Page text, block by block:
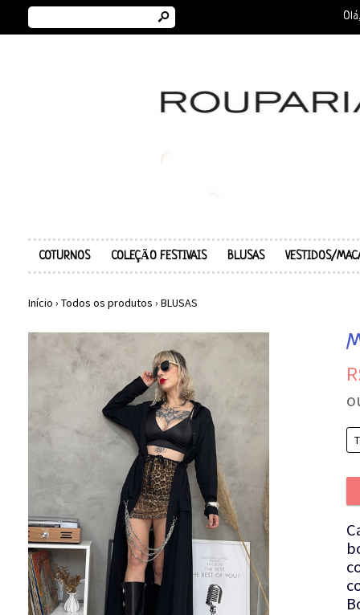
s
COTURNOS COLEÇÃO FESTIVAIS BLUSAS VESTIDOS/
Início › Todos os produtos › BLUSAS